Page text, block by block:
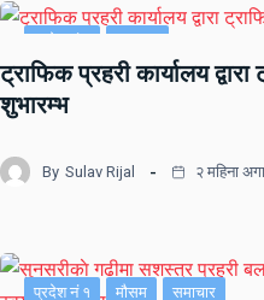
ट्राफिक प्रहरी कार्यालय
शुभारम्भ
By Sulav Rijal २ महिना
प्रदेश नं १ मौसम समाचार